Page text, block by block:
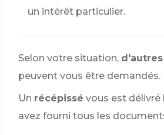
un intérêt particulier.
Selon votre situation,
peuvent vous être demandés.
Un récépissé vous est délivré
avez fourni tous les